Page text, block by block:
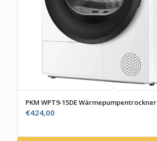
PKM WPT9-15DE Wärmepumpentrockner
€424,00